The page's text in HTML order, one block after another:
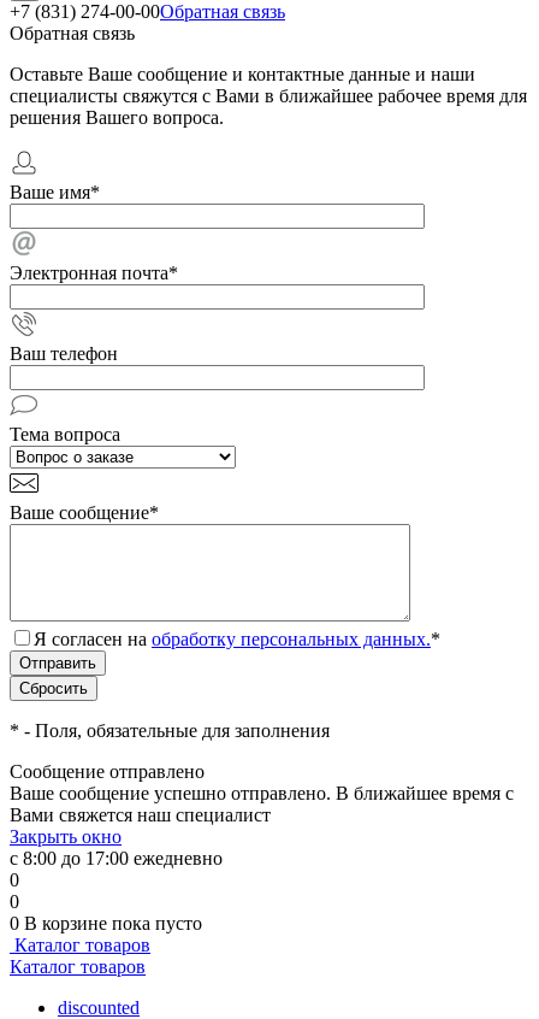
+7 (831) 274-00-00Обратная связь
Обратная связь
Оставьте Ваше сообщение и контактные данные и наши
специалисты свяжутся с Вами в ближайшее рабочее время для
решения Вашего вопроса.
Ваше имя*
Электронная почта*
Ваш телефон
Тема вопроса
Ваше сообщение*
Я согласен на обработку персональных данных.*
* - Поля, обязательные для заполнения
Сообщение отправлено
Ваше сообщение успешно отправлено. В ближайшее время с
Вами свяжется наш специалист
Закрыть окно
с 8:00 до 17:00 ежедневно
0
0
0 В корзине пока пусто
Каталог товаров
Каталог товаров
discounted